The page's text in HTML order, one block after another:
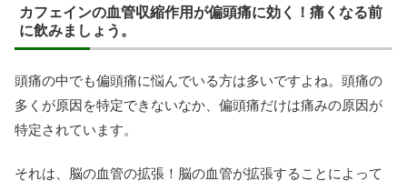
カフェインの血管収縮作用が偏頭痛に効く！痛くなる前
に飲みましょう。
頭痛の中でも偏頭痛に悩んでいる方は多いですよね。頭痛の
多くが原因を特定できないなか、偏頭痛だけは痛みの原因が
特定されています。
それは、脳の血管の拡張！脳の血管が拡張することによって